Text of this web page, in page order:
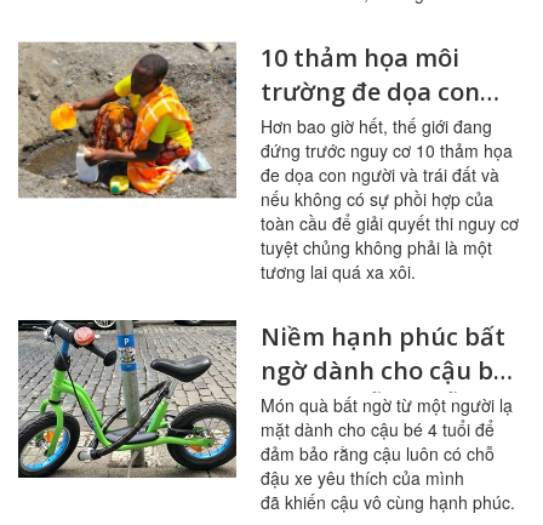
10 thảm họa môi
trường đe dọa con
người và trái đất
Hơn bao giờ hết, thế giới đang
đứng trước nguy cơ 10 thảm họa
đe dọa con người và trái đất và
nếu không có sự phồi hợp của
toàn cầu để giải quyết thi nguy cơ
tuyệt chủng không phải là một
tương lai quá xa xôi.
Niềm hạnh phúc bất
ngờ dành cho cậu bé
sau khi đỗ xe mỗi
ngày tại cùng một cột
đèn
Món quà bất ngờ từ một người lạ
mặt dành cho cậu bé 4 tuổi để
đảm bảo rằng cậu luôn có chỗ
đậu xe yêu thích của mình
đã khiến cậu vô cùng hạnh phúc.